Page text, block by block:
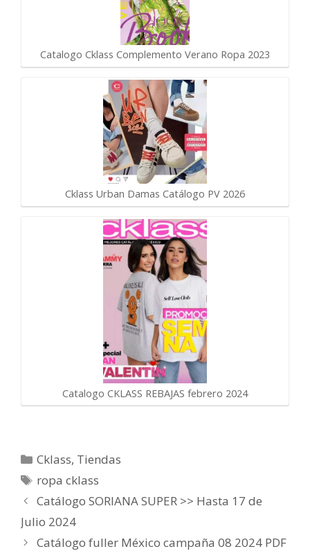
Catalogo Cklass Complemento Verano Ropa 2023
Cklass Urban Damas Catálogo PV 2026
Catalogo CKLASS REBAJAS febrero 2024
Categorías
Cklass, Tiendas
Etiquetas
ropa cklass
Catálogo SORIANA SUPER >> Hasta 17 de
Julio 2024
Catálogo fuller México campaña 08 2024 PDF